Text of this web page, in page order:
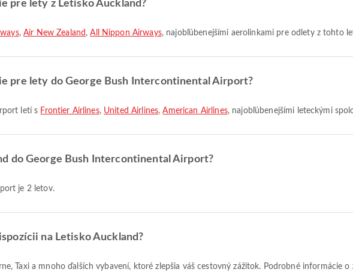
pre lety z Letisko Auckland?
, Air New Zealand ,All Nippon Airways, najobľúbenejšími aerolinkami pre odlety z tohto
pre lety do George Bush Intercontinental Airport?
letí s Frontier Airlines, United Airlines,American Airlines, najobľúbenejšími leteckými
do George Bush Intercontinental Airport?
je 2 letov.
na Letisko Auckland?